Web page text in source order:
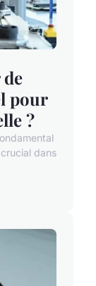
pour
?
dans